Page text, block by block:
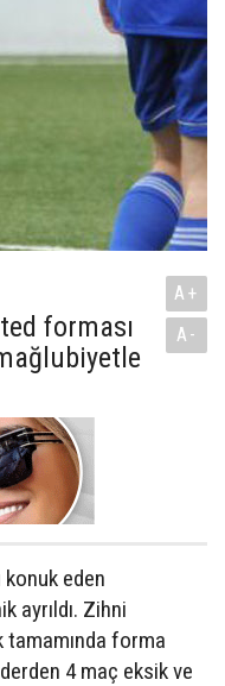
forması
A+
A-
konuk eden
ayrıldı. Zihni
tamamında forma
4 maç eksik ve